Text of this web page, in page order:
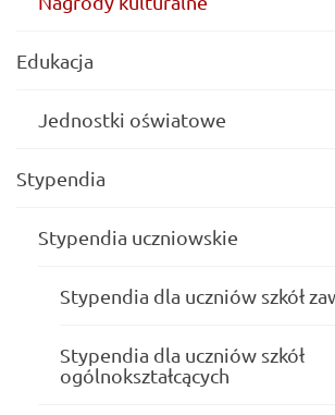
Edukacja
Jednostki oświatowe
Stypendia
Stypendia uczniowskie
Stypendia dla uczniów szkół
Stypendia dla uczniów szkół
ogólnokształcących